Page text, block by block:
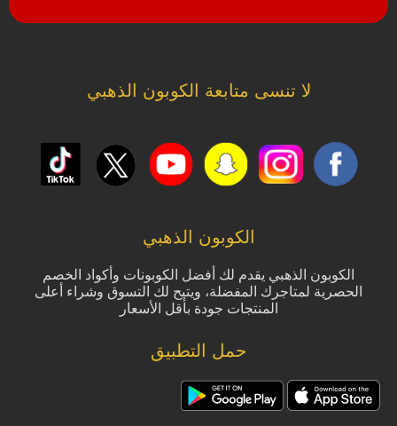
لا تنسى متابعة الكوبون الذهبي
الكوبون الذهبي
الكوبون الذهبي يقدم لك أفضل الكوبونات وأكواد الخصم
الحصرية لمتاجرك المفضلة، ويتيح لك التسوق وشراء أعلى
المنتجات جودة بأقل الأسعار
حمل التطبيق